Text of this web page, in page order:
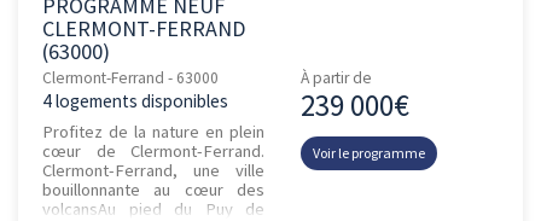
CLERMONT-FERRAND
(63000)
Clermont-Ferrand - 63000
4 logements disponibles
Profitez de la nature en plein
cœur de Clermont-Ferrand.
Clermont-Ferrand, une ville
bouillonnante au cœur des
volcansAu pied du Puy de
À partir de
239 000€
Voir le programme